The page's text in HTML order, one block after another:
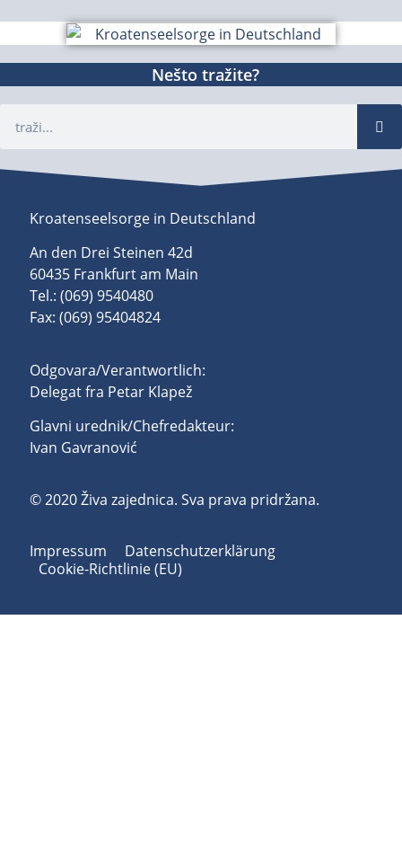
Nešto tražite?
Kroatenseelsorge in Deutschland
An den Drei Steinen 42d
60435 Frankfurt am Main
Tel.: (069) 9540480
Fax: (069) 95404824
Odgovara/Verantwortlich:
Delegat fra Petar Klapež
Glavni urednik/Chefredakteur:
Ivan Gavranović
© 2020 Živa zajednica. Sva prava pridržana.
Impressum
Datenschutzerklärung
Cookie-Richtlinie (EU)